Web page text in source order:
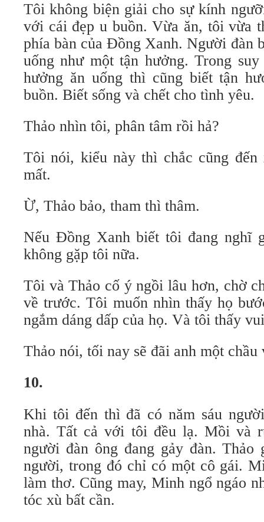
Tôi không biện giải cho sự kính
với cái đẹp u buồn. Vừa ăn, tôi vừa
phía bàn của Đồng Xanh. Người đàn
uống như một tận hưởng. Trong
hưởng ăn uống thì cũng biết tận
buồn. Biết sống và chết cho tình yêu.
Thảo nhìn tôi, phân tâm rồi hả?
Tôi nói, kiểu này thì chắc cũng đến
mất.
Ừ, Thảo bảo, tham thì thâm.
Nếu Đồng Xanh biết tôi đang nghĩ
không gặp tôi nữa.
Tôi và Thảo cố ý ngồi lâu hơn, chờ
về trước. Tôi muốn nhìn thấy họ
ngắm dáng dấp của họ. Và tôi thấy
Thảo nói, tối nay sẽ đãi anh một chầu
10.
Khi tôi đến thì đã có năm sáu
nhà. Tất cả với tôi đều lạ. Mồi và
người đàn ông đang gảy đàn.
người, trong đó chỉ có một cô gái.
làm thơ. Cũng may, Minh ngổ ngáo
tóc xù bất cần.